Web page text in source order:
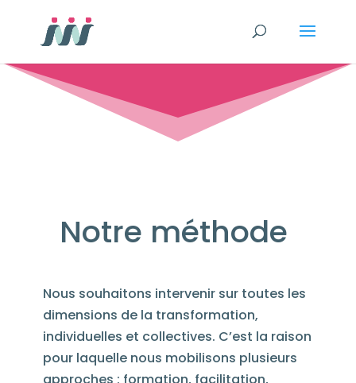
Notre méthode
Nous souhaitons intervenir sur toutes les
dimensions de la transformation,
individuelles et collectives. C’est la raison
pour laquelle nous mobilisons plusieurs